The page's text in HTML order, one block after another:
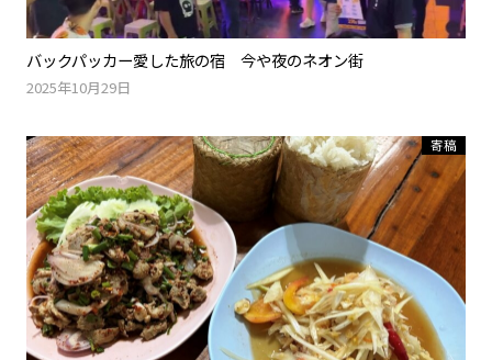
バックパッカー愛した旅の宿 今や夜のネオン街
2025年10月29日
寄稿